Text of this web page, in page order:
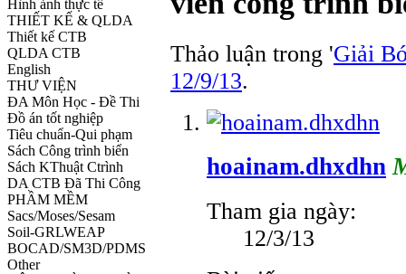
Hình ảnh thực tế
THIẾT KẾ & QLDA
Thiết kế CTB
QLDA CTB
English
THƯ VIỆN
ĐA Môn Học - Đề Thi
Đồ án tốt nghiệp
Tiêu chuẩn-Qui phạm
Sách Công trình biển
Sách KThuật Ctrình
DA CTB Đã Thi Công
PHẦM MỀM
Sacs/Moses/Sesam
Soil-GRLWEAP
BOCAD/SM3D/PDMS
Other
Thảo luận trong 'Giải
12/9/13.
hoainam.dhxdhn
Tham gia ngày:
12/3/13